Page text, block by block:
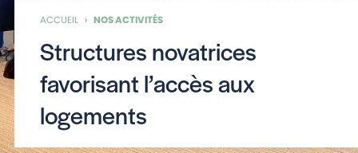
ACCUEIL › NOS ACTIVITÉS
Structures novatrices
favorisant l’accès aux
logements